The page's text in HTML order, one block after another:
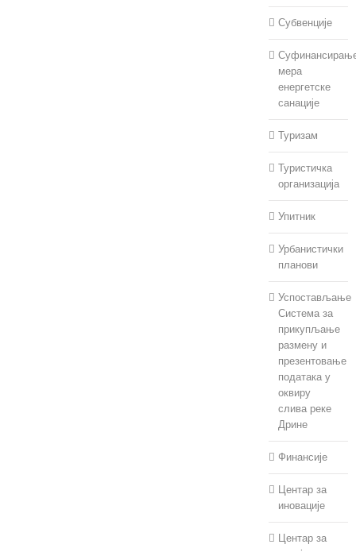
Субвенције
мера
енергетске
санације
Туризам
Туристичка
организација
Упитник
Урбанистички
планови
Успостављање
Система за
прикупљање
размену и
презентовање
података у
оквиру
слива реке
Дрине
Финансије
Центар за
иновације
Центар за